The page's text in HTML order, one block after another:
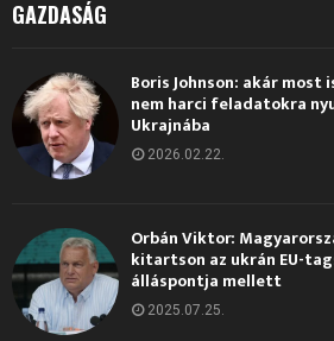
GAZDASÁG
Boris Johnson: akár
nem harci feladatokra
Ukrajnába
2026.02.22.
Orbán Viktor:
kitartson az ukrán EU-
álláspontja mellett
2025.07.25.